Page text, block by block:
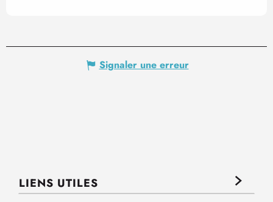
Signaler une erreur
LIENS UTILES